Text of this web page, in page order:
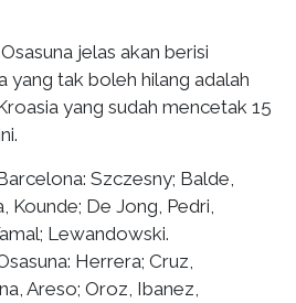
jelas akan berisi
yang tak boleh hilang adalah
yang sudah mencetak 15
: Szczesny; Balde,
Kounde; De Jong, Pedri,
Lewandowski.
Herrera; Cruz,
Areso; Oroz, Ibanez,